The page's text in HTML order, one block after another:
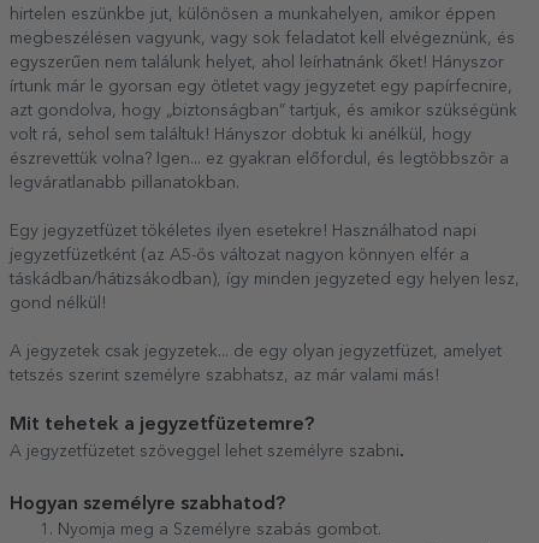
hirtelen eszünkbe jut, különösen a munkahelyen, amikor éppen
megbeszélésen vagyunk, vagy sok feladatot kell elvégeznünk, és
egyszerűen nem találunk helyet, ahol leírhatnánk őket! Hányszor
írtunk már le gyorsan egy ötletet vagy jegyzetet egy papírfecnire,
azt gondolva, hogy „biztonságban” tartjuk, és amikor szükségünk
volt rá, sehol sem találtuk! Hányszor dobtuk ki anélkül, hogy
észrevettük volna? Igen... ez gyakran előfordul, és legtöbbször a
legváratlanabb pillanatokban.
Egy jegyzetfüzet tökéletes ilyen esetekre! Használhatod napi
jegyzetfüzetként (az A5-ös változat nagyon könnyen elfér a
táskádban/hátizsákodban), így minden jegyzeted egy helyen lesz,
gond nélkül!
A jegyzetek csak jegyzetek... de egy olyan jegyzetfüzet, amelyet
tetszés szerint személyre szabhatsz, az már valami más!
Mit tehetek a jegyzetfüzetemre?
A jegyzetfüzetet szöveggel lehet személyre szabni.
Hogyan személyre szabhatod?
Nyomja meg a Személyre szabás gombot.